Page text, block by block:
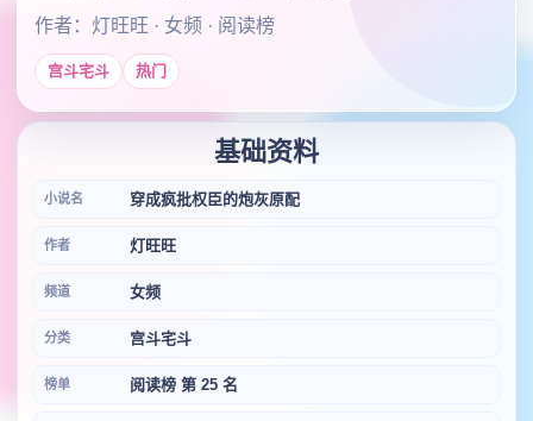
作者：灯旺旺 · 女频 · 阅读榜
宫斗宅斗 热门
基础资料
小说名 穿成疯批权臣的炮灰原配
作者 灯旺旺
频道 女频
分类 宫斗宅斗
榜单 阅读榜 第 25 名